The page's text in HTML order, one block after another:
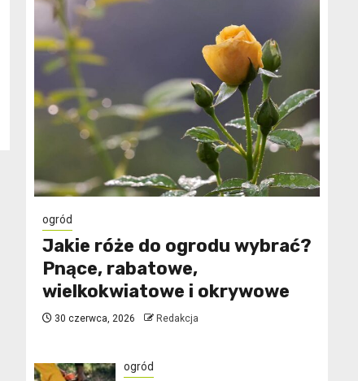
ogród
Jakie róże do ogrodu wybrać?
Pnące, rabatowe,
wielkokwiatowe i okrywowe
30 czerwca, 2026 Redakcja
ogród